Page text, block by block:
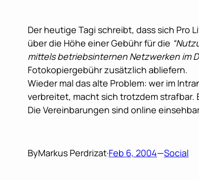
Der heutige Tagi schreibt, dass sich
über die Höhe einer Gebühr für die
mittels betriebsinternen Netzwerken im
Fotokopiergebühr zusätzlich abliefern.
Wieder mal das alte Problem: wer im
verbreitet, macht sich trotzdem strafbar.
Die Vereinbarungen sind online
ByMarkus Perdrizat·Feb 6, 2004—Social